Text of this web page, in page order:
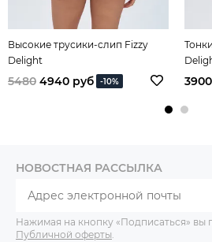
Высокие трусики-слип Fizzy
Delight
5480 4940 руб -10%
НОВОСТНАЯ РАССЫЛКА
Нажимая на кнопку «Подписаться» вы
Публичной оферты